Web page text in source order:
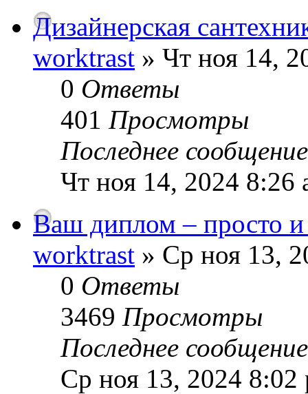
Дизайнерская
worktrast » Чт ноя 14,
0 Ответы
401 Просмотры
Последнее
Чт ноя 14, 2024 8:26
Ваш диплом – просто и
worktrast » Ср ноя 13,
0 Ответы
3469 Просмотры
Последнее
Ср ноя 13, 2024 8:02